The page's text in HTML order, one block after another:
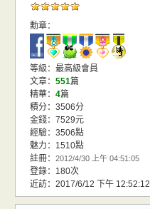
勳章：
等級：最高級會員
文章： 551篇
精華： 4篇
積分：3506分
金錢：7529元
經驗：3506點
魅力：1510點
註冊：
2012/4/30 上午 04:51:05
登錄：180次
近訪：2017/6/12 下午 12:52:12